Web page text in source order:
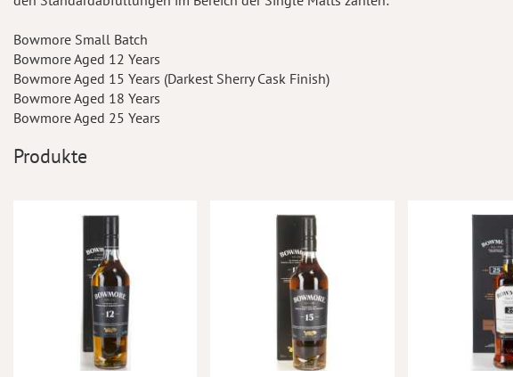
Bowmore Small Batch
Bowmore Aged 12 Years
Bowmore Aged 15 Years (Darkest Sherry Cask Finish)
Bowmore Aged 18 Years
Bowmore Aged 25 Years
Produkte